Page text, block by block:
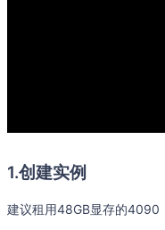
1.创建实例
建议租用48GB显存的4090